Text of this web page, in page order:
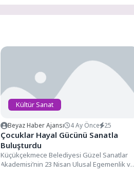
Kültür Sanat
Beyaz Haber Ajansı 4 Ay Önce 25
Çocuklar Hayal Gücünü Sanatla
Buluşturdu
Küçükçekmece Belediyesi Güzel Sanatlar
Akademisi’nin 23 Nisan Ulusal Egemenlik ve